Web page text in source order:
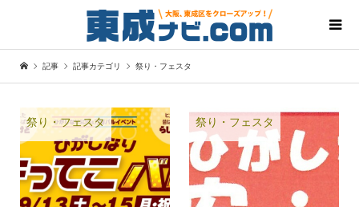
記事 記事カテゴリ 祭り・フェスタ
祭り・フェスタ 祭り・フェスタ